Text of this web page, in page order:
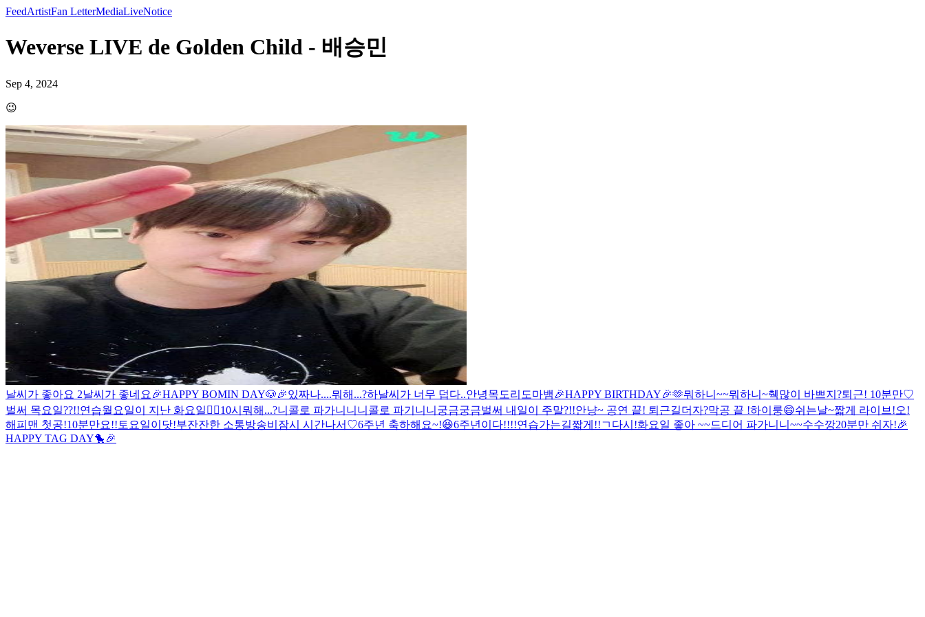
FeedArtistFan LetterMediaLiveNotice
Weverse LIVE de Golden Child - 배승민
Sep 4, 2024
😉
날씨가 좋아요 2날씨가 좋네요 🎉HAPPY BOMIN DAY🐶🎉있짜나....뭐해...?하날씨가 너무 덥다..안녕목도리도마뱀 🎉HAPPY BIRTHDAY🎉🫶뭐하니~~뭐하니~췍많이 바쁘지?퇴근! 10분만♡
벌써 목요일??!!연습월요일이 지난 화요일🙂‍↕️10시 뭐해...?니콜로 파가니니 니콜로 파기니니 궁금궁금벌써 내일이 주말?!!안냥~ 공연 끝! 퇴근길더 자?막공 끝 !하이룽😄쉬는날~짧게 라이브!오!
해피맨 첫공!10분만요!! 토요일이닷!부잔잔한 소통방송비 잠시 시간나서♡6주년 축하해요~!😆6주년이다!!!!연습가는길짧게!!ㄱ 다시!화요일 좋아 ~~드디어 파가니니~~수수깡20분만 쉬자!🎉
HAPPY TAG DAY🐤🎉